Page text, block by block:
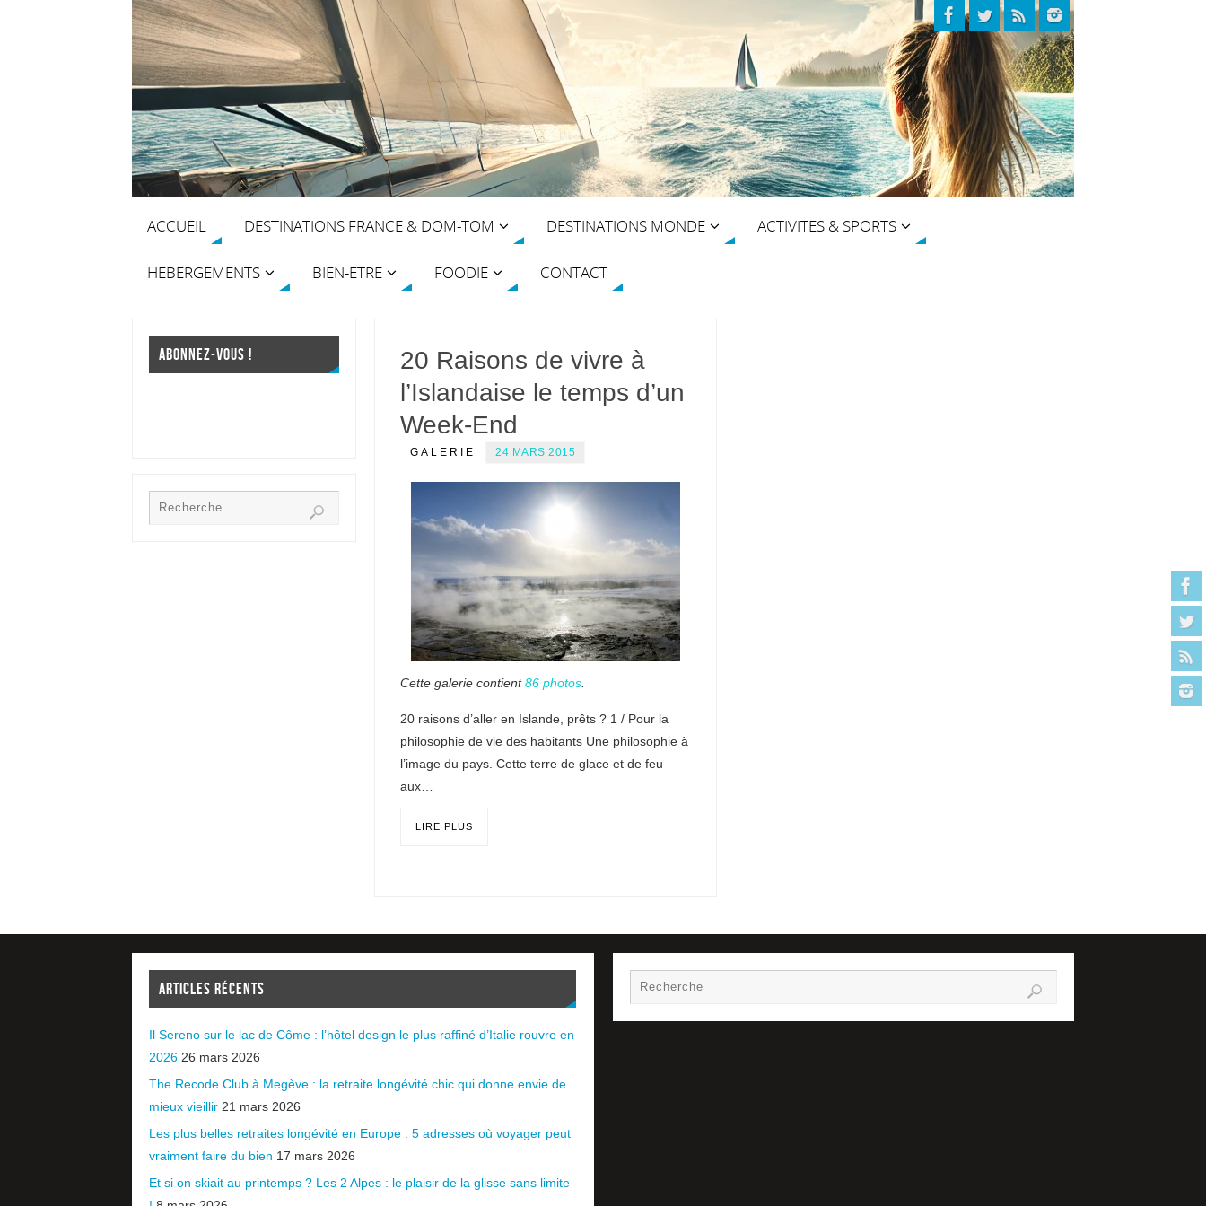
ACCUEIL DESTINATIONS FRANCE & DOM-TOM DESTINATIONS MONDE ACTIVITES & SPORTS
HEBERGEMENTS BIEN-ETRE FOODIE CONTACT
20 Raisons de vivre à
l’Islandaise le temps d’un
Week-End
GALERIE 24 MARS 2015
Cette galerie contient86 photos
20 raisons d’aller en Islande, prêts ? 1 / Pour la
philosophie de vie des habitants Une philosophie à
l’image du pays. Cette terre de glace et de feu
aux…
LIRE PLUS
ABONNEZ-VOUS !
ARTICLES RÉCENTS
Il Sereno sur le lac de Côme : l’hôtel design le plus raffiné d’Italie rouvre en
2026 26 mars 2026
The Recode Club à Megève : la retraite longévité chic qui donne envie de
mieux vieillir 21 mars 2026
Les plus belles retraites longévité en Europe : 5 adresses où voyager peut
vraiment faire du bien 17 mars 2026
Et si on skiait au printemps ? Les 2 Alpes : le plaisir de la glisse sans limite